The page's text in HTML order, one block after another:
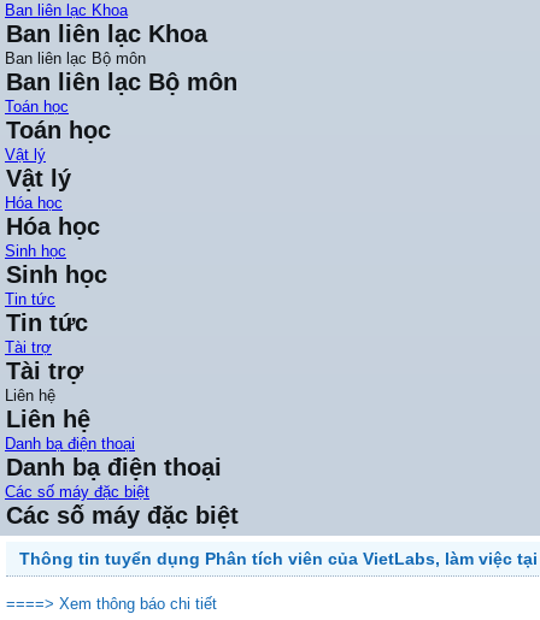
Ban liên lạc Khoa
Ban liên lạc Khoa
Ban liên lạc Bộ môn
Ban liên lạc Bộ môn
Toán học
Toán học
Vật lý
Vật lý
Hóa học
Hóa học
Sinh học
Sinh học
Tin tức
Tin tức
Tài trợ
Tài trợ
Liên hệ
Liên hệ
Danh bạ điện thoại
Danh bạ điện thoại
Các số máy đặc biệt
Các số máy đặc biệt
Thông tin tuyển dụng Phân tích viên của VietLabs, làm việc
====> Xem thông báo chi tiết